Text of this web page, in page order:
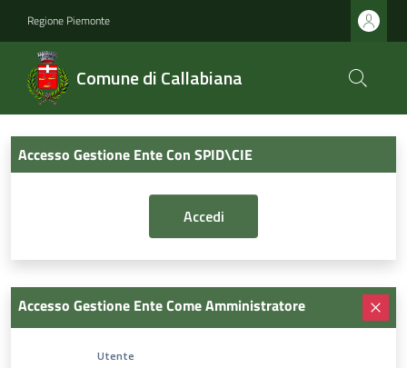
Regione Piemonte
Comune di Callabiana
Accesso Gestione Ente Con SPID\CIE
Accesso Gestione Ente Come Amministratore
Utente